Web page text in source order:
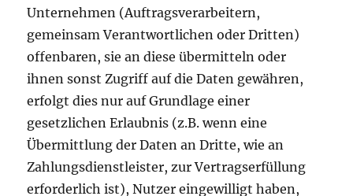
Unternehmen (Auftragsverarbeitern,
gemeinsam Verantwortlichen oder Dritten)
offenbaren, sie an diese übermitteln oder
ihnen sonst Zugriff auf die Daten gewähren,
erfolgt dies nur auf Grundlage einer
gesetzlichen Erlaubnis (z.B. wenn eine
Übermittlung der Daten an Dritte, wie an
Zahlungsdienstleister, zur Vertragserfüllung
erforderlich ist), Nutzer eingewilligt haben,